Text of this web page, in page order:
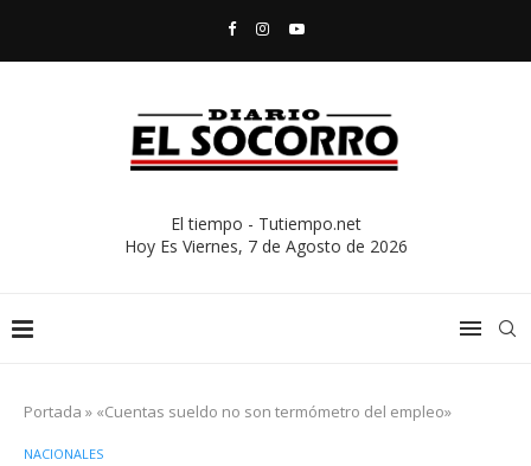
El tiempo - Tutiempo.net
Hoy Es Viernes, 7 de Agosto de 2026
Portada » «Cuentas sueldo no son termómetro del empleo»
NACIONALES